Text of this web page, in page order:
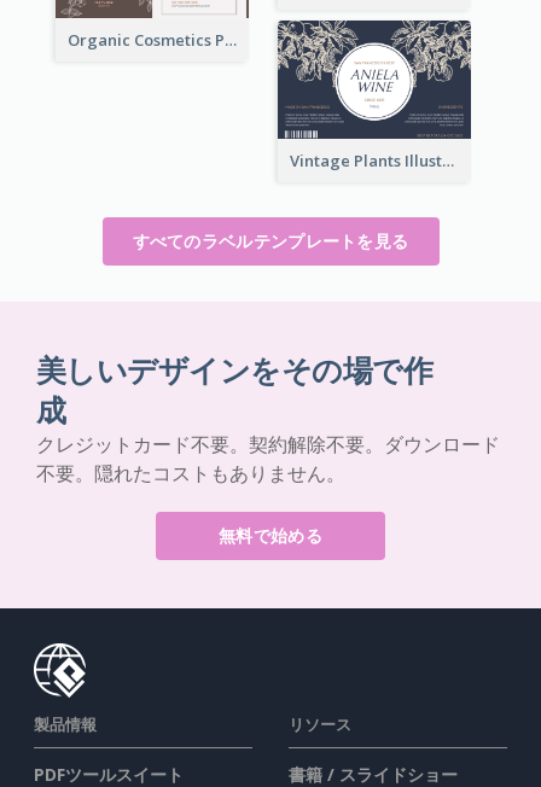
Organic Cosmetics Product Label
Vintage Plants Illustration Wine Label
すべてのラベルテンプレートを見る
美しいデザインをその場で作
成
クレジットカード不要。契約解除不要。ダウンロード
不要。隠れたコストもありません。
無料で始める
製品情報
PDFツールスイート
リソース
書籍 / スライドショー